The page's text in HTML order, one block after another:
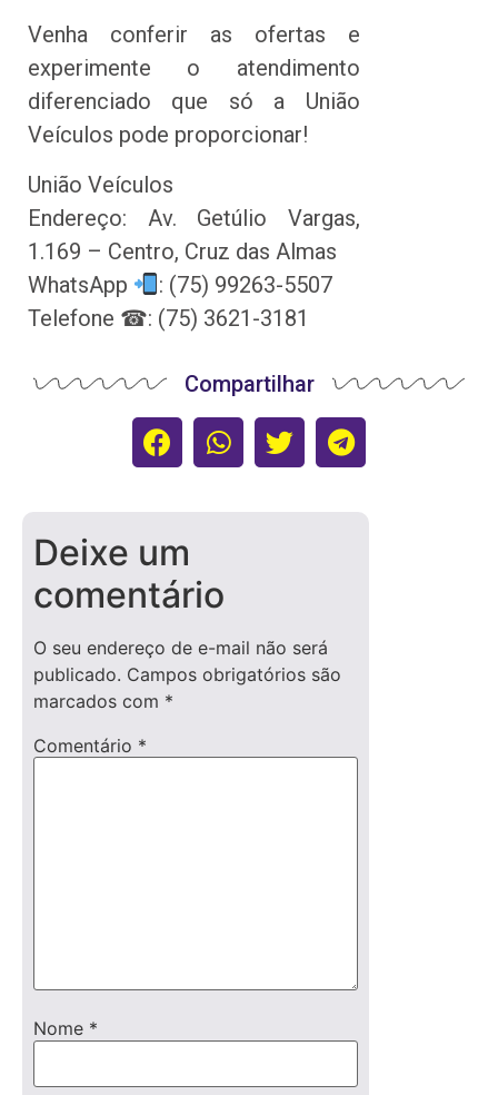
Venha conferir as ofertas e
experimente o atendimento
diferenciado que só a União
Veículos pode proporcionar!
União Veículos
Endereço: Av. Getúlio Vargas,
1.169 – Centro, Cruz das Almas
WhatsApp
: (75) 99263-5507
Telefone ☎: (75) 3621-3181
Compartilhar
Deixe um
comentário
O seu endereço de e-mail não será
publicado. Campos obrigatórios são
marcados com *
Comentário *
Nome *